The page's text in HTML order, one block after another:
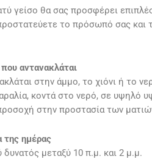
γείσο θα σας προσφέρει
το πρόσωπό σας και
αντανακλάται
στην άμμο, το χιόνι ή το
κοντά στο νερό, σε υψηλό
στην προστασία των
της ημέρας
δυνατός μεταξύ 10 π.μ. και 2 μ.μ.